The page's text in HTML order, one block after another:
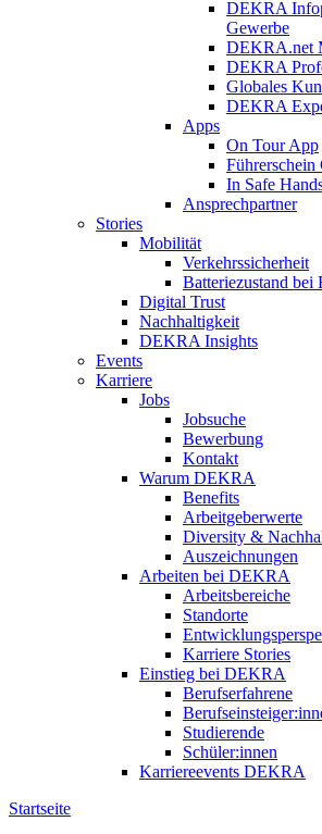
DEKRA
Gewerbe
DEKRA.net
DEKRA
Globales
DEKRA
Apps
On Tour App
Führerschein
In Safe
Ansprechpartner
Stories
Mobilität
Verkehrssicherheit
Batteriezustand bei
Digital Trust
Nachhaltigkeit
DEKRA Insights
Events
Karriere
Jobs
Jobsuche
Bewerbung
Kontakt
Warum DEKRA
Benefits
Arbeitgeberwerte
Diversity &
Auszeichnungen
Arbeiten bei DEKRA
Arbeitsbereiche
Standorte
Karriere Stories
Einstieg bei DEKRA
Berufserfahrene
Studierende
Schüler:innen
Karriereevents DEKRA
Startseite